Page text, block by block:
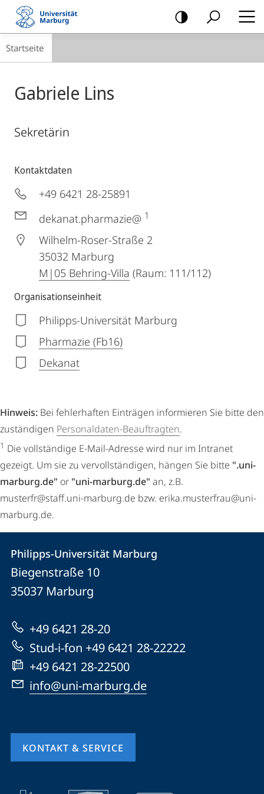
Mobile-
Navigation
Navigation
Startseite
Gabriele Lins
Sekretärin
Kontaktdaten
+49 6421 28-25891
dekanat.pharmazie@ 1
Wilhelm-Roser-Straße 2
35032 Marburg
M|05 Behring-Villa (Raum: 111/112)
Organisationseinheit
Philipps-Universität Marburg
Pharmazie (Fb16)
Dekanat
Hinweis: Bei fehlerhaften Einträgen informieren Sie bitte den
zuständigen Personaldaten-Beauftragten.
1 Die vollständige E-Mail-Adresse wird nur im Intranet
gezeigt. Um sie zu vervollständigen, hängen Sie bitte ".uni-
marburg.de" or "uni-marburg.de" an, z.B.
musterfr@staff.uni-marburg.de bzw. erika.musterfrau@uni-
marburg.de.
Kontakt
und
Informationen
zur
Website
Kontaktinformationen
Philipps-
Universität
Philipps-Universität Marburg
Biegenstraße 10
35037 Marburg
+49 6421 28-20
Stud-i-fon +49 6421 28-22222
+49 6421 28-22500
info@uni-marburg.de
KONTAKT & SERVICE